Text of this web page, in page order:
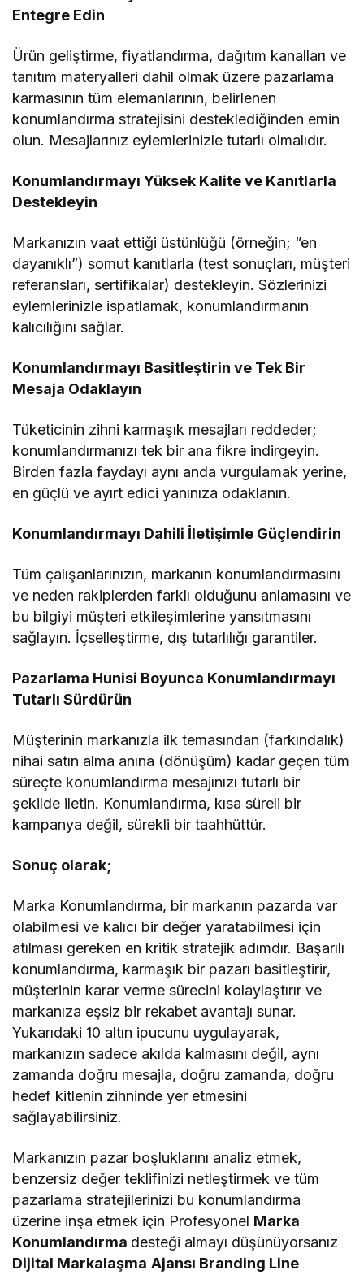
Entegre Edin
Ürün geliştirme, fiyatlandırma, dağıtım kanalları ve
tanıtım materyalleri dahil olmak üzere pazarlama
karmasının tüm elemanlarının, belirlenen
konumlandırma stratejisini desteklediğinden emin
olun. Mesajlarınız eylemlerinizle tutarlı olmalıdır.
Konumlandırmayı Yüksek Kalite ve Kanıtlarla
Destekleyin
Markanızın vaat ettiği üstünlüğü (örneğin; “en
dayanıklı”) somut kanıtlarla (test sonuçları, müşteri
referansları, sertifikalar) destekleyin. Sözlerinizi
eylemlerinizle ispatlamak, konumlandırmanın
kalıcılığını sağlar.
Konumlandırmayı Basitleştirin ve Tek Bir
Mesaja Odaklayın
Tüketicinin zihni karmaşık mesajları reddeder;
konumlandırmanızı tek bir ana fikre indirgeyin.
Birden fazla faydayı aynı anda vurgulamak yerine,
en güçlü ve ayırt edici yanınıza odaklanın.
Konumlandırmayı Dahili İletişimle Güçlendirin
Tüm çalışanlarınızın, markanın konumlandırmasını
ve neden rakiplerden farklı olduğunu anlamasını ve
bu bilgiyi müşteri etkileşimlerine yansıtmasını
sağlayın. İçselleştirme, dış tutarlılığı garantiler.
Pazarlama Hunisi Boyunca Konumlandırmayı
Tutarlı Sürdürün
Müşterinin markanızla ilk temasından (farkındalık)
nihai satın alma anına (dönüşüm) kadar geçen tüm
süreçte konumlandırma mesajınızı tutarlı bir
şekilde iletin. Konumlandırma, kısa süreli bir
kampanya değil, sürekli bir taahhüttür.
Sonuç olarak;
Marka Konumlandırma, bir markanın pazarda var
olabilmesi ve kalıcı bir değer yaratabilmesi için
atılması gereken en kritik stratejik adımdır. Başarılı
konumlandırma, karmaşık bir pazarı basitleştirir,
müşterinin karar verme sürecini kolaylaştırır ve
markanıza eşsiz bir rekabet avantajı sunar.
Yukarıdaki 10 altın ipucunu uygulayarak,
markanızın sadece akılda kalmasını değil, aynı
zamanda doğru mesajla, doğru zamanda, doğru
hedef kitlenin zihninde yer etmesini
sağlayabilirsiniz.
Markanızın pazar boşluklarını analiz etmek,
benzersiz değer teklifinizi netleştirmek ve tüm
pazarlama stratejilerinizi bu konumlandırma
üzerine inşa etmek için Profesyonel Marka
Konumlandırma desteği almayı düşünüyorsanız
Dijital Markalaşma Ajansı Branding Line